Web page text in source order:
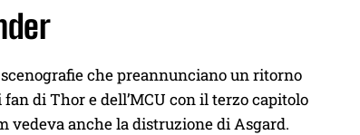
che preannunciano un ritorno
di Thor e dell’MCU con il terzo capitolo
vedeva anche la distruzione di Asgard.